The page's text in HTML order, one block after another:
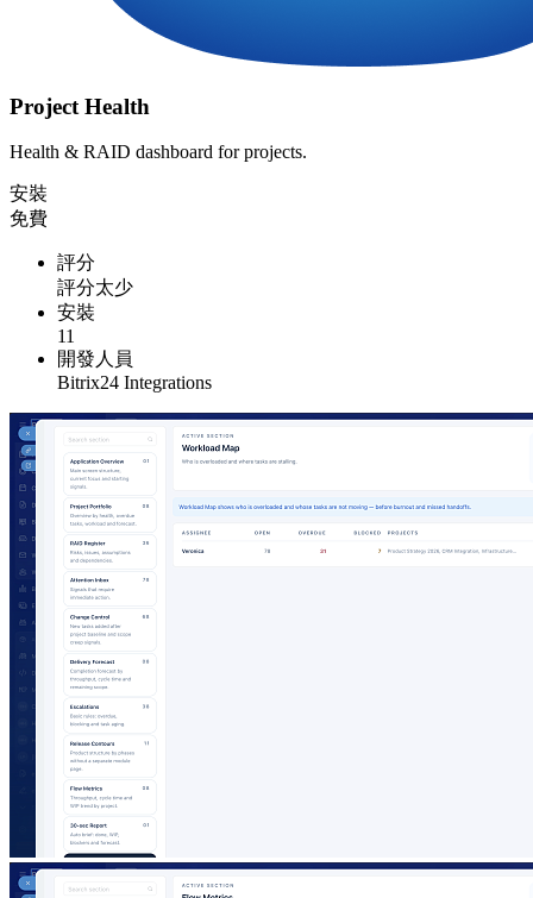
Project Health
Health & RAID dashboard for projects.
安裝
免費
評分
評分太少
安裝
11
開發人員
Bitrix24 Integrations